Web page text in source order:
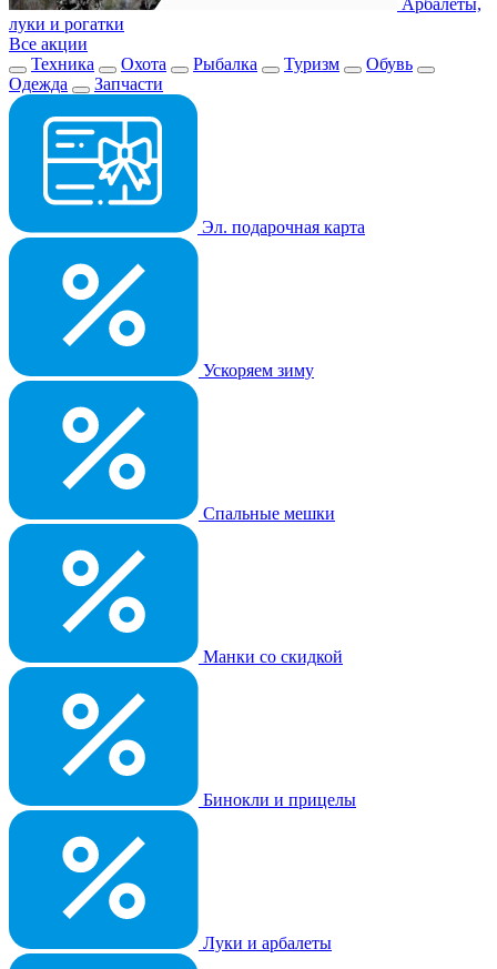
Арбалеты,
луки и рогатки
Все акции
Техника
Охота Рыбалка Туризм
Обувь
Одежда
Запчасти
Эл. подарочная карта
Ускоряем зиму
Спальные мешки
Манки со скидкой
Бинокли и прицелы
Луки и арбалеты